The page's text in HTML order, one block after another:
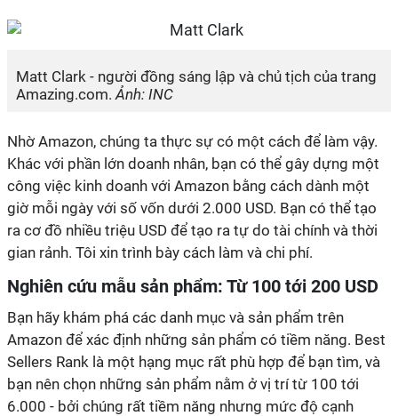
Matt Clark - người đồng sáng lập và chủ tịch của trang
Amazing.com.Ảnh: INC
Nhờ Amazon, chúng ta thực sự có một cách để làm vậy.
Khác với phần lớn doanh nhân, bạn có thể gây dựng một
công việc kinh doanh với Amazon bằng cách dành một
giờ mỗi ngày với số vốn dưới 2.000 USD. Bạn có thể tạo
ra cơ đồ nhiều triệu USD để tạo ra tự do tài chính và thời
gian rảnh. Tôi xin trình bày cách làm và chi phí.
Nghiên cứu mẫu sản phẩm: Từ 100 tới 200 USD
Bạn hãy khám phá các danh mục và sản phẩm trên
Amazon để xác định những sản phẩm có tiềm năng. Best
Sellers Rank là một hạng mục rất phù hợp để bạn tìm, và
bạn nên chọn những sản phẩm nằm ở vị trí từ 100 tới
6.000 - bởi chúng rất tiềm năng nhưng mức độ cạnh